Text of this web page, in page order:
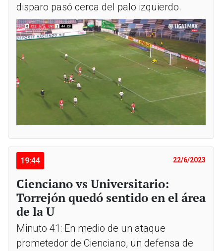
disparo pasó cerca del palo izquierdo.
19:44 22/6/2023
Cienciano vs Universitario:
Torrejón quedó sentido en el área
de la U
Minuto 41: En medio de un ataque
prometedor de Cienciano, un defensa de